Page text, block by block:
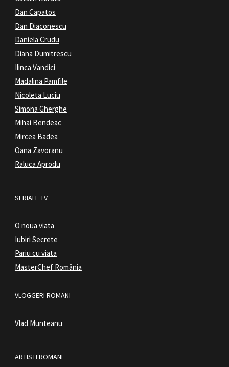
Dan Capatos
Dan Diaconescu
Daniela Crudu
Diana Dumitrescu
Ilinca Vandici
Madalina Pamfile
Nicoleta Luciu
Simona Gherghe
Mihai Bendeac
Mircea Badea
Oana Zavoranu
Raluca Aprodu
SERIALE TV
O noua viata
Iubiri Secrete
Pariu cu viata
MasterChef România
VLOGGERI ROMANI
Vlad Munteanu
ARTISTI ROMANI